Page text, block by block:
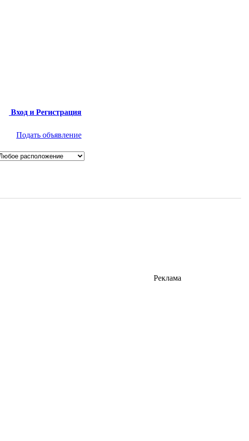
Вход и Регистрация
Подать объявление
Реклама